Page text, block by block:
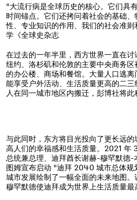
"大流行病是全球历史的核心。它们具
时间锚点。它们还拷问着社会的基础
性、专业知识的作用、我们的社会准
学《全球史杂志
在过去的一年半里，西方世界一直在
纽约、洛杉矶和伦敦的主要中央商务
的办公楼、商场和餐馆。大量人口逃
能享受户外活动、生活质量更高的二
人在同一城市地区内搬迁，彭博社将此
与此同时，东方将目光投向了更长远
高人们的幸福感和生活质量。2021 年
总统兼总理、迪拜酋长谢赫-穆罕默德
图姆宣布启动 "迪拜 2040 城市总体规
城市发展绘制了一幅全面的未来地图
穆罕默德使迪拜成为世界上生活质量最